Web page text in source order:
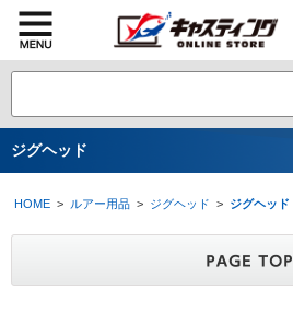
ジグヘッド
HOME > ルアー用品 > ジグヘッド > ジグヘッド